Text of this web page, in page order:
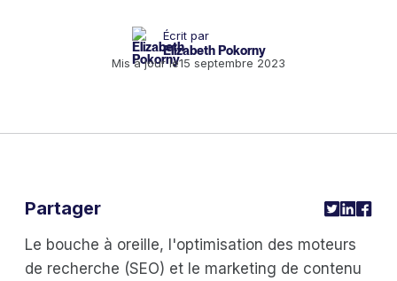
Écrit par
Elizabeth Pokorny
Mis à jour le15 septembre 2023
Le bouche à oreille, l'optimisation des moteurs
de recherche (SEO) et le marketing de contenu
Partager